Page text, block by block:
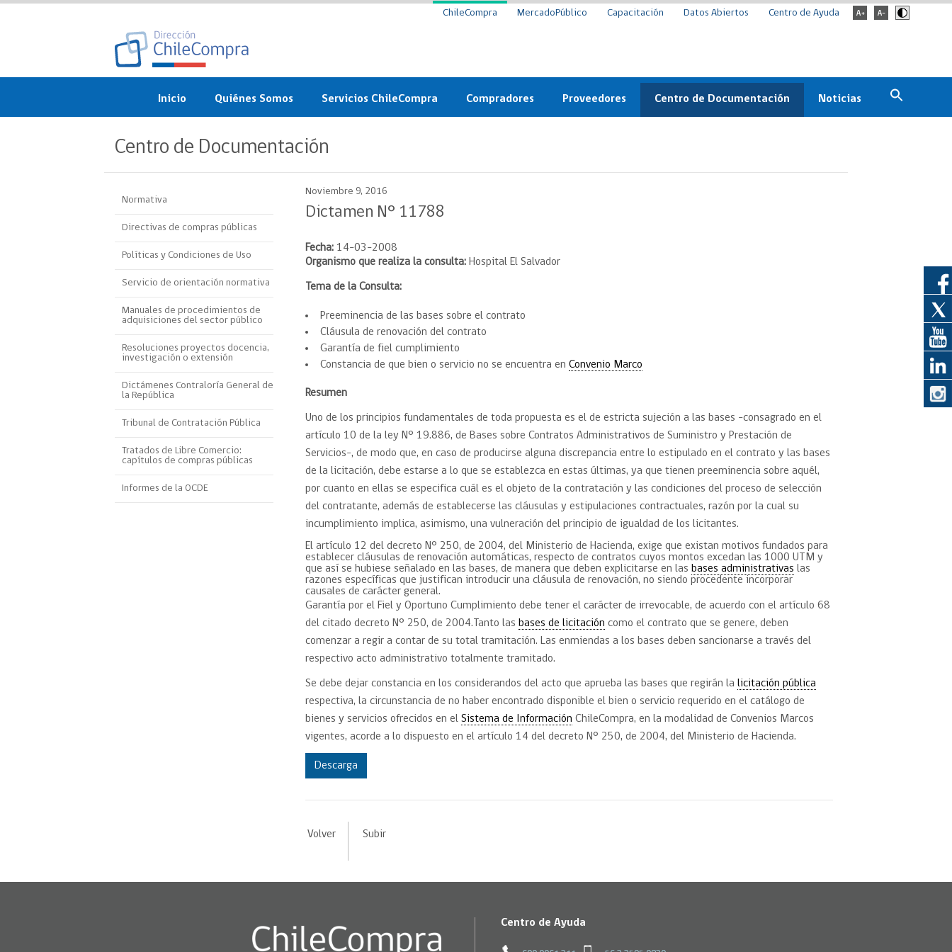
ChileCompra MercadoPúblico Capacitación Datos Abiertos Centro de Ayuda
Inicio Quiénes Somos
objetivos
Participación Ciudadana
Reportes Ley de Inclusión
Servicios ChileCompra
ChileCompra
Eficiencia
Gratis y en línea
Certificación competencias
Centro de Ayuda
Asesorías estratégicas
Compras Coordinadas
API de Mercado Público
Ciberseguridad
Compradores
Circular
Bases Tipo de Licitación
Trato directo
Subasta inversa
Innovación
Gestión de Contratos
Compras públicas con
perspectiva de género
Proveedores
Bases Tipo
electrónica proveedor
Centro de Documentación Noticias
Archivo de noticias
Centro de Documentación
Normativa
Directivas de compras públicas
Políticas y Condiciones de Uso
Servicio de orientación normativa
Manuales de procedimientos de
adquisiciones del sector público
Resoluciones proyectos docencia,
investigación o extensión
Dictámenes Contraloría General de
la República
Tribunal de Contratación Pública
Tratados de Libre Comercio:
capítulos de compras públicas
Informes de la OCDE
Noviembre 9, 2016
Dictamen N° 11788
Fecha: 14-03-2008
Organismo que realiza la consulta: Hospital El Salvador
Tema de la Consulta:
Preeminencia de las bases sobre el contrato
Cláusula de renovación del contrato
Garantía de fiel cumplimiento
Constancia de que bien o servicio no se encuentra enConvenio Marco
Resumen
Uno de los principios fundamentales de toda propuesta es el de estricta sujeción a las bases -consagrado en el
artículo 10 de la ley N° 19.886, de Bases sobre Contratos Administrativos de Suministro y Prestación de
Servicios-, de modo que, en caso de producirse alguna discrepancia entre lo estipulado en el contrato y las bases
de la licitación, debe estarse a lo que se establezca en estas últimas, ya que tienen preeminencia sobre aquél,
por cuanto en ellas se especifica cuál es el objeto de la contratación y las condiciones del proceso de selección
del contratante, además de establecerse las cláusulas y estipulaciones contractuales, razón por la cual su
incumplimiento implica, asimismo, una vulneración del principio de igualdad de los licitantes.
El artículo 12 del decreto N° 250, de 2004, del Ministerio de Hacienda, exige que existan motivos fundados para
establecer cláusulas de renovación automáticas, respecto de contratos cuyos montos excedan las 1000 UTM y
que así se hubiese señalado en las bases, de manera que deben explicitarse en las bases administrativas las
razones específicas que justifican introducir una cláusula de renovación, no siendo procedente incorporar
causales de carácter general.
Garantía por el Fiel y Oportuno Cumplimiento debe tener el carácter de irrevocable, de acuerdo con el artículo 68
del citado decreto N° 250, de 2004.Tanto las bases de licitación como el contrato que se genere, deben
comenzar a regir a contar de su total tramitación. Las enmiendas a los bases deben sancionarse a través del
respectivo acto administrativo totalmente tramitado.
Se debe dejar constancia en los considerandos del acto que aprueba las bases que regirán lalicitación pública
respectiva, la circunstancia de no haber encontrado disponible el bien o servicio requerido en el catálogo de
bienes y servicios ofrecidos en elSistema de Información ChileCompra, en la modalidad de Convenios Marcos
vigentes, acorde a lo dispuesto en el artículo 14 del decreto N° 250, de 2004, del Ministerio de Hacienda.
Descarga
Volver Subir
Centro de Ayuda